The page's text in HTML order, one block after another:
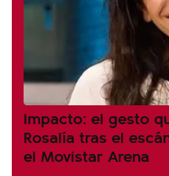
Impacto: el gesto
Rosalía tras el
el Movistar Arena